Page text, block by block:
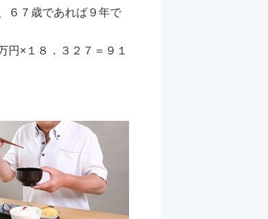
６７歳であれば９年で
円×１８．３２７＝９１